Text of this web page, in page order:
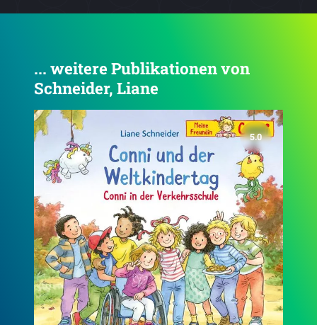
... weitere Publikationen von
Schneider, Liane
4.8